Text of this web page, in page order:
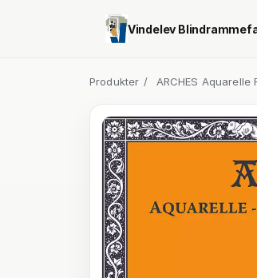
Vindelev
Produkter / ARCHES